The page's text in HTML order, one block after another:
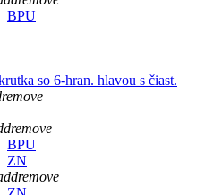
BPU
so 6-hran. hlavou s čiast.
remove
remove
BPU
ZN
remove